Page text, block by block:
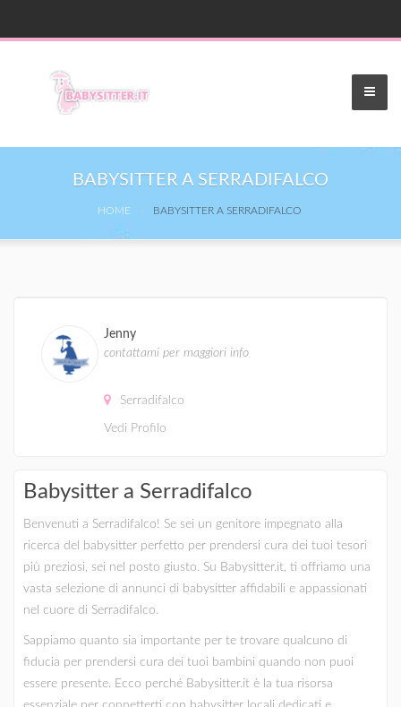
BABYSITTER A SERRADIFALCO
HOME BABYSITTER A SERRADIFALCO
Jenny
contattami per maggiori info
Serradifalco
Vedi Profilo
Babysitter a Serradifalco
Benvenuti a Serradifalco! Se sei un genitore impegnato alla
ricerca del babysitter perfetto per prendersi cura dei tuoi tesori
più preziosi, sei nel posto giusto. Su Babysitter.it, ti offriamo una
vasta selezione di annunci di babysitter affidabili e appassionati
nel cuore di Serradifalco.
Sappiamo quanto sia importante per te trovare qualcuno di
fiducia per prendersi cura dei tuoi bambini quando non puoi
essere presente. Ecco perché Babysitter.it è la tua risorsa